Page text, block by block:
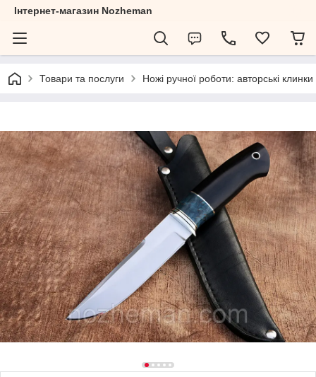
Інтернет-магазин Nozheman
Товари та послуги Ножі ручної роботи: авторські